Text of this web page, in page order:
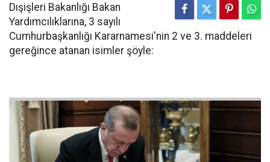
Dışişleri Bakanlığı Bakan
Yardımcılıklarına, 3 sayılı
Cumhurbaşkanlığı Kararnamesi'nin 2 ve 3. maddeleri
gereğince atanan isimler şöyle: